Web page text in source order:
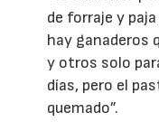
de forraje y
hay ganaderos
y otros solo
días, pero el
quemado”.